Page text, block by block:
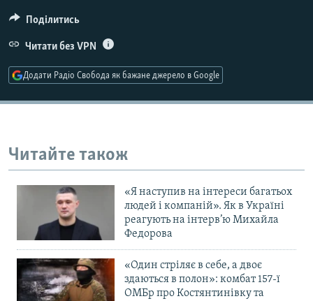
Усі сайти RFE/RL
Поділитись
Читати без VPN
Додати Радіо Свобода як бажане джерело в Google
Читайте також
«Я наступив на інтереси багатьох
людей і компаній». Як в Україні
реагують на інтерв’ю Михайла
Федорова
«Один стріляє в себе, а двоє
здаються в полон»: комбат 157-ї
ОМБр про Костянтинівку та